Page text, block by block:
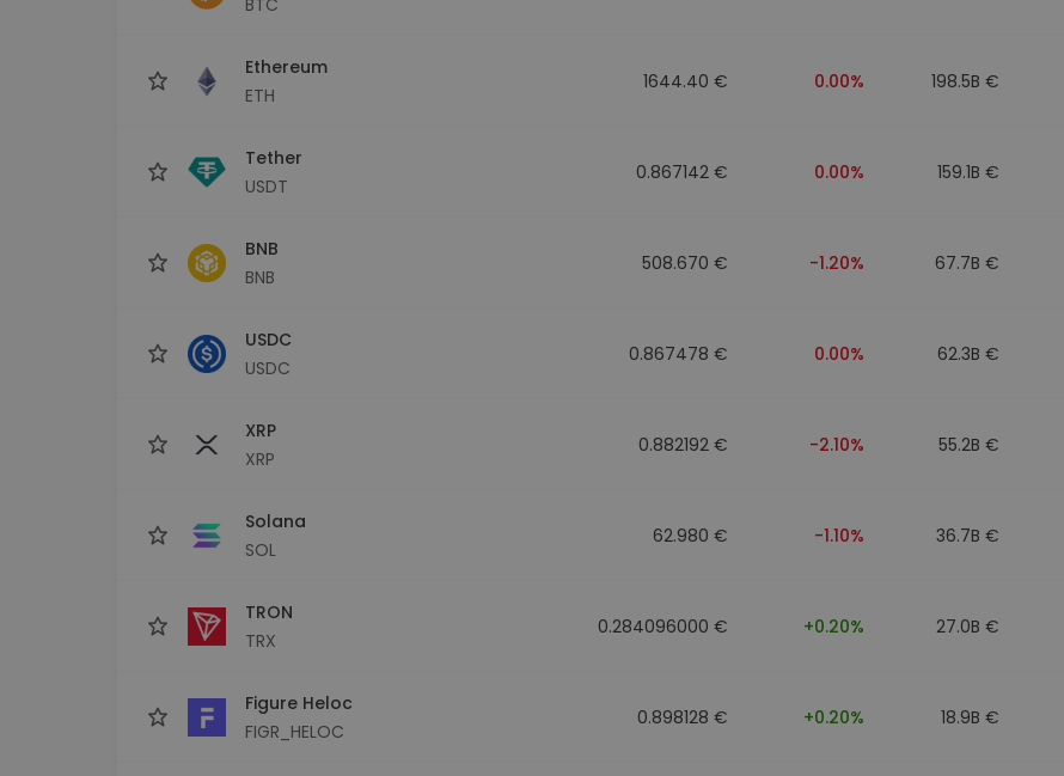
Ethereum
ETH
1644.40 € 0.00% 198.5B €
Tether
USDT
0.867142 € 0.00% 159.1B €
BNB
BNB
508.670 € -1.20% 67.7B €
USDC
USDC
0.867478 € 0.00% 62.3B €
XRP
XRP
0.882192 € -2.10% 55.2B €
Solana
SOL
62.980 € -1.10% 36.7B €
TRON
TRX
0.284096000 € +0.20% 27.0B €
Figure Heloc
FIGR_HELOC
0.898128 € +0.20% 18.9B €